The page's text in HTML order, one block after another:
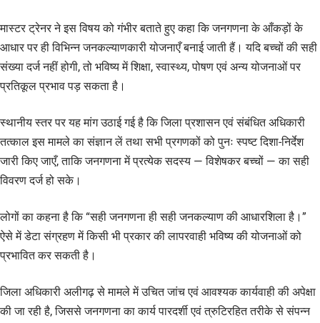
मास्टर ट्रेनर ने इस विषय को गंभीर बताते हुए कहा कि जनगणना के आँकड़ों के
आधार पर ही विभिन्न जनकल्याणकारी योजनाएँ बनाई जाती हैं। यदि बच्चों की सही
संख्या दर्ज नहीं होगी, तो भविष्य में शिक्षा, स्वास्थ्य, पोषण एवं अन्य योजनाओं पर
प्रतिकूल प्रभाव पड़ सकता है।
स्थानीय स्तर पर यह मांग उठाई गई है कि जिला प्रशासन एवं संबंधित अधिकारी
तत्काल इस मामले का संज्ञान लें तथा सभी प्रगणकों को पुनः स्पष्ट दिशा-निर्देश
जारी किए जाएँ, ताकि जनगणना में प्रत्येक सदस्य — विशेषकर बच्चों — का सही
विवरण दर्ज हो सके।
लोगों का कहना है कि “सही जनगणना ही सही जनकल्याण की आधारशिला है।”
ऐसे में डेटा संग्रहण में किसी भी प्रकार की लापरवाही भविष्य की योजनाओं को
प्रभावित कर सकती है।
जिला अधिकारी अलीगढ़ से मामले में उचित जांच एवं आवश्यक कार्यवाही की अपेक्षा
की जा रही है, जिससे जनगणना का कार्य पारदर्शी एवं त्रुटिरहित तरीके से संपन्न